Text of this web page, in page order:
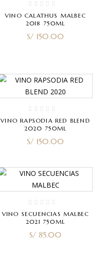
VINO CALATHUS MALBEC
2018 750ML
S/ 150.00
VINO RAPSODIA RED BLEND
2020 750ML
S/ 150.00
VINO SECUENCIAS MALBEC
2021 750ML
S/ 85.00